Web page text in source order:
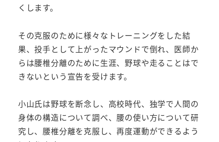
くします。
その克服のために様々なトレーニングをした結
果、投手として上がったマウンドで倒れ、医師か
らは腰椎分離のために生涯、野球や走ることはで
きないという宣告を受けます。
小山氏は野球を断念し、高校時代、独学で人間の
身体の構造について調べ、腰の使い方について研
究し、腰椎分離を克服し、再度運動ができるよう